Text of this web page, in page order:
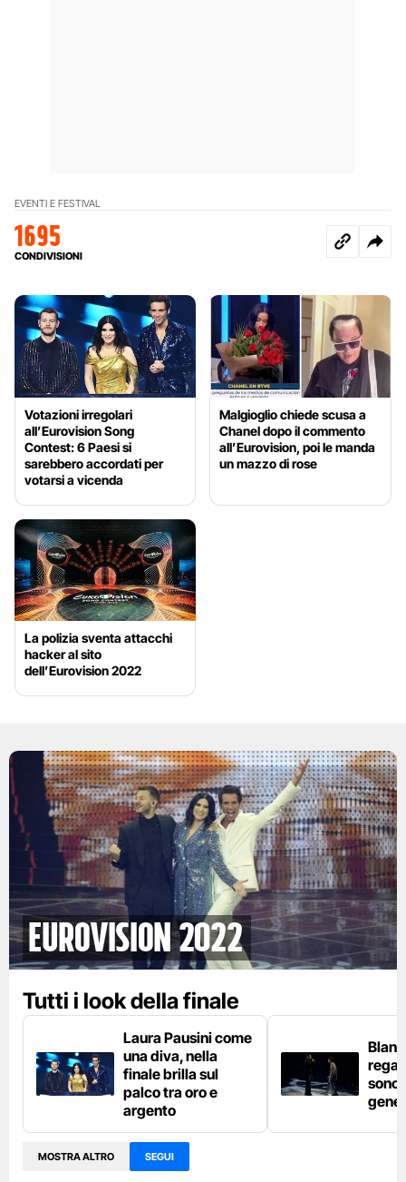
EVENTI E FESTIVAL
1695
CONDIVISIONI
Votazioni irregolari
all’Eurovision Song
Contest: 6 Paesi si
sarebbero accordati per
votarsi a vicenda
Malgioglio chiede scusa a
Chanel dopo il commento
all’Eurovision, poi le manda
un mazzo di rose
La polizia sventa attacchi
hacker al sito
dell’Eurovision 2022
Eurovision 2022
Tutti i look della finale
Laura Pausini come
una diva, nella
finale brilla sul
palco tra oro e
argento
sono
MOSTRA ALTRO SEGUI